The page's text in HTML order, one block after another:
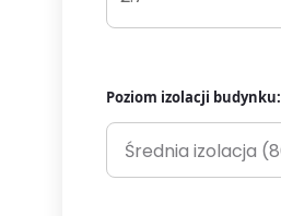
Poziom izolacji budynku: